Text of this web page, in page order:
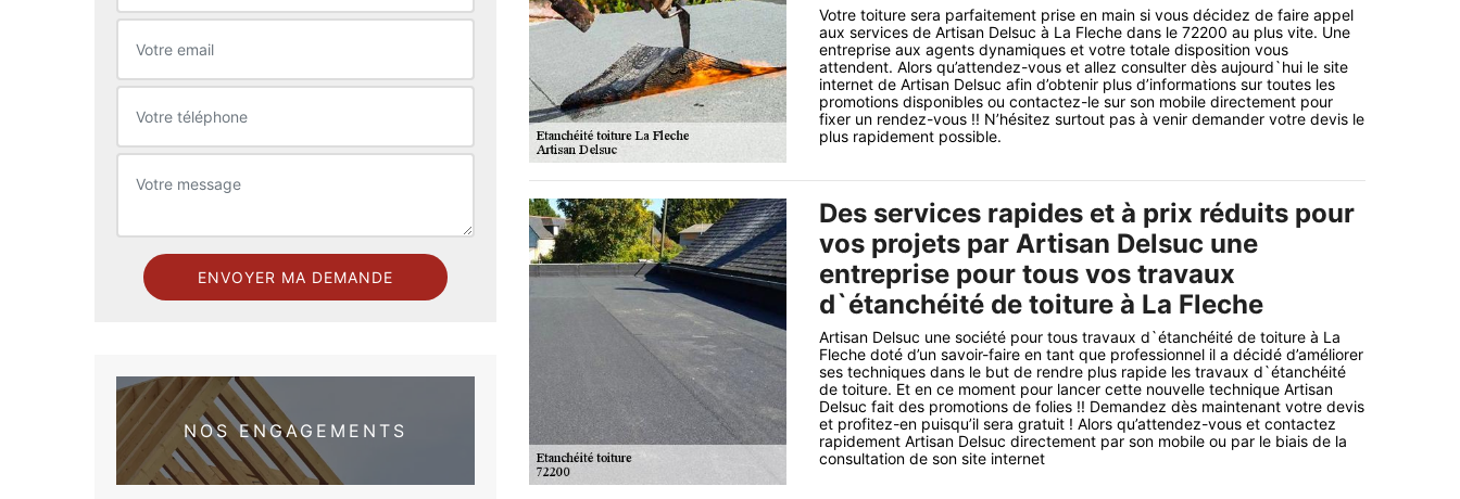
NOS ENGAGEMENTS
Votre toiture sera parfaitement prise en main si vous décidez de faire appel
aux services de Artisan Delsuc à La Fleche dans le 72200 au plus vite. Une
entreprise aux agents dynamiques et votre totale disposition vous
attendent. Alors qu’attendez-vous et allez consulter dès aujourd`hui le site
internet de Artisan Delsuc afin d’obtenir plus d’informations sur toutes les
promotions disponibles ou contactez-le sur son mobile directement pour
fixer un rendez-vous !! N’hésitez surtout pas à venir demander votre devis le
plus rapidement possible.
Des services rapides et à prix réduits pour
vos projets par Artisan Delsuc une
entreprise pour tous vos travaux
d`étanchéité de toiture à La Fleche
Artisan Delsuc une société pour tous travaux d`étanchéité de toiture à La
Fleche doté d’un savoir-faire en tant que professionnel il a décidé d’améliorer
ses techniques dans le but de rendre plus rapide les travaux d`étanchéité
de toiture. Et en ce moment pour lancer cette nouvelle technique Artisan
Delsuc fait des promotions de folies !! Demandez dès maintenant votre devis
et profitez-en puisqu’il sera gratuit ! Alors qu’attendez-vous et contactez
rapidement Artisan Delsuc directement par son mobile ou par le biais de la
consultation de son site internet